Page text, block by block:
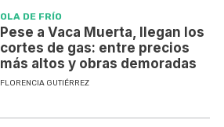
OLA DE FRÍO
Pese a Vaca Muerta, llegan los
cortes de gas: entre precios
más altos y obras demoradas
FLORENCIA GUTIÉRREZ